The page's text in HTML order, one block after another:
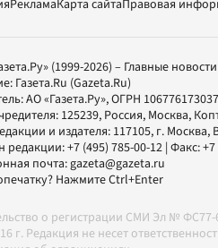
РекламаКарта сайтаПравовая
(1999-2026) – Главные
Газета.Ru (Gazeta.Ru)
АО «Газета.Ру», ОГРН
125239, Россия, Москва,
и издателя: 117105, г. Москва,
редакции:+7 (495) 785-00-12 | Факс:
почта:gazeta@gazeta.ru
Нажмите Ctrl+Enter
о регистрации СМИ Эл №
г. Редакция не несет